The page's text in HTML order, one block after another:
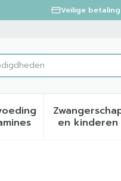
Veilige
Schoonheid,
submenu voor
en kinderen
Toon